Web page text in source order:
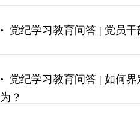
• 党纪学习教育问答 | 党员
• 党纪学习教育问答 | 如何
为？